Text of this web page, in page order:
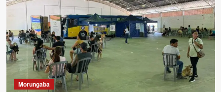
Morungaba